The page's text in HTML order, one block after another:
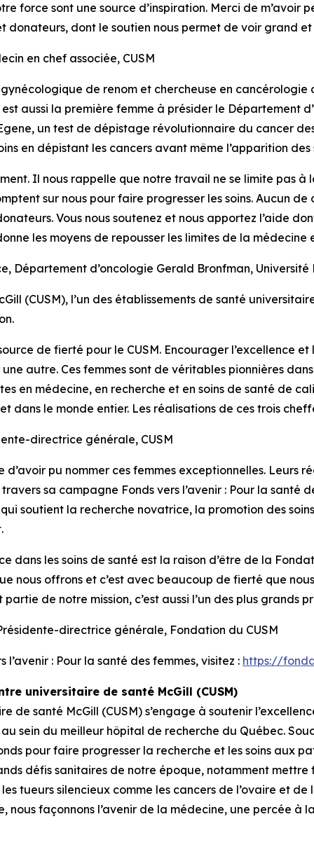
force sont une source d’inspiration. Merci de m’avoir
donateurs, dont le soutien nous permet de voir grand
en chef associée, CUSM
de renom et chercheuse en
aussi la première femme à présider le Département
un test de dépistage révolutionnaire du cancer
en dépistant les cancers avant même l’apparition des
Il nous rappelle que notre travail ne se limite pas à
sur nous pour faire progresser les soins. Aucun
Vous nous soutenez et nous apportez l’aide
les moyens de repousser les limites de la médecine
d’oncologie Gerald Bronfman, Université
(CUSM), l’un des établissements de santé
de fierté pour le CUSM. Encourager l’excellence
autre. Ces femmes sont de véritables pionnières
en médecine, en recherche et en soins de santé de
dans le monde entier. Les réalisations de ces trois
directrice générale, CUSM
d’avoir pu nommer ces femmes exceptionnelles.
travers sa campagne Fonds vers l’avenir : Pour la santé
soutient la recherche novatrice, la promotion des
dans les soins de santé est la raison d’être de la
nous offrons et c’est avec beaucoup de fierté que
de notre mission, c’est aussi l’un des plus grands
directrice générale, Fondation du CUSM
l’avenir : Pour la santé des femmes, visitez : https://
universitaire de santé McGill (CUSM)
de santé McGill (CUSM) s’engage à soutenir
sein du meilleur hôpital de recherche du Québec.
pour faire progresser la recherche et les soins aux
défis sanitaires de notre époque, notamment
tueurs silencieux comme les cancers de l’ovaire et
nous façonnons l’avenir de la médecine, une percée à